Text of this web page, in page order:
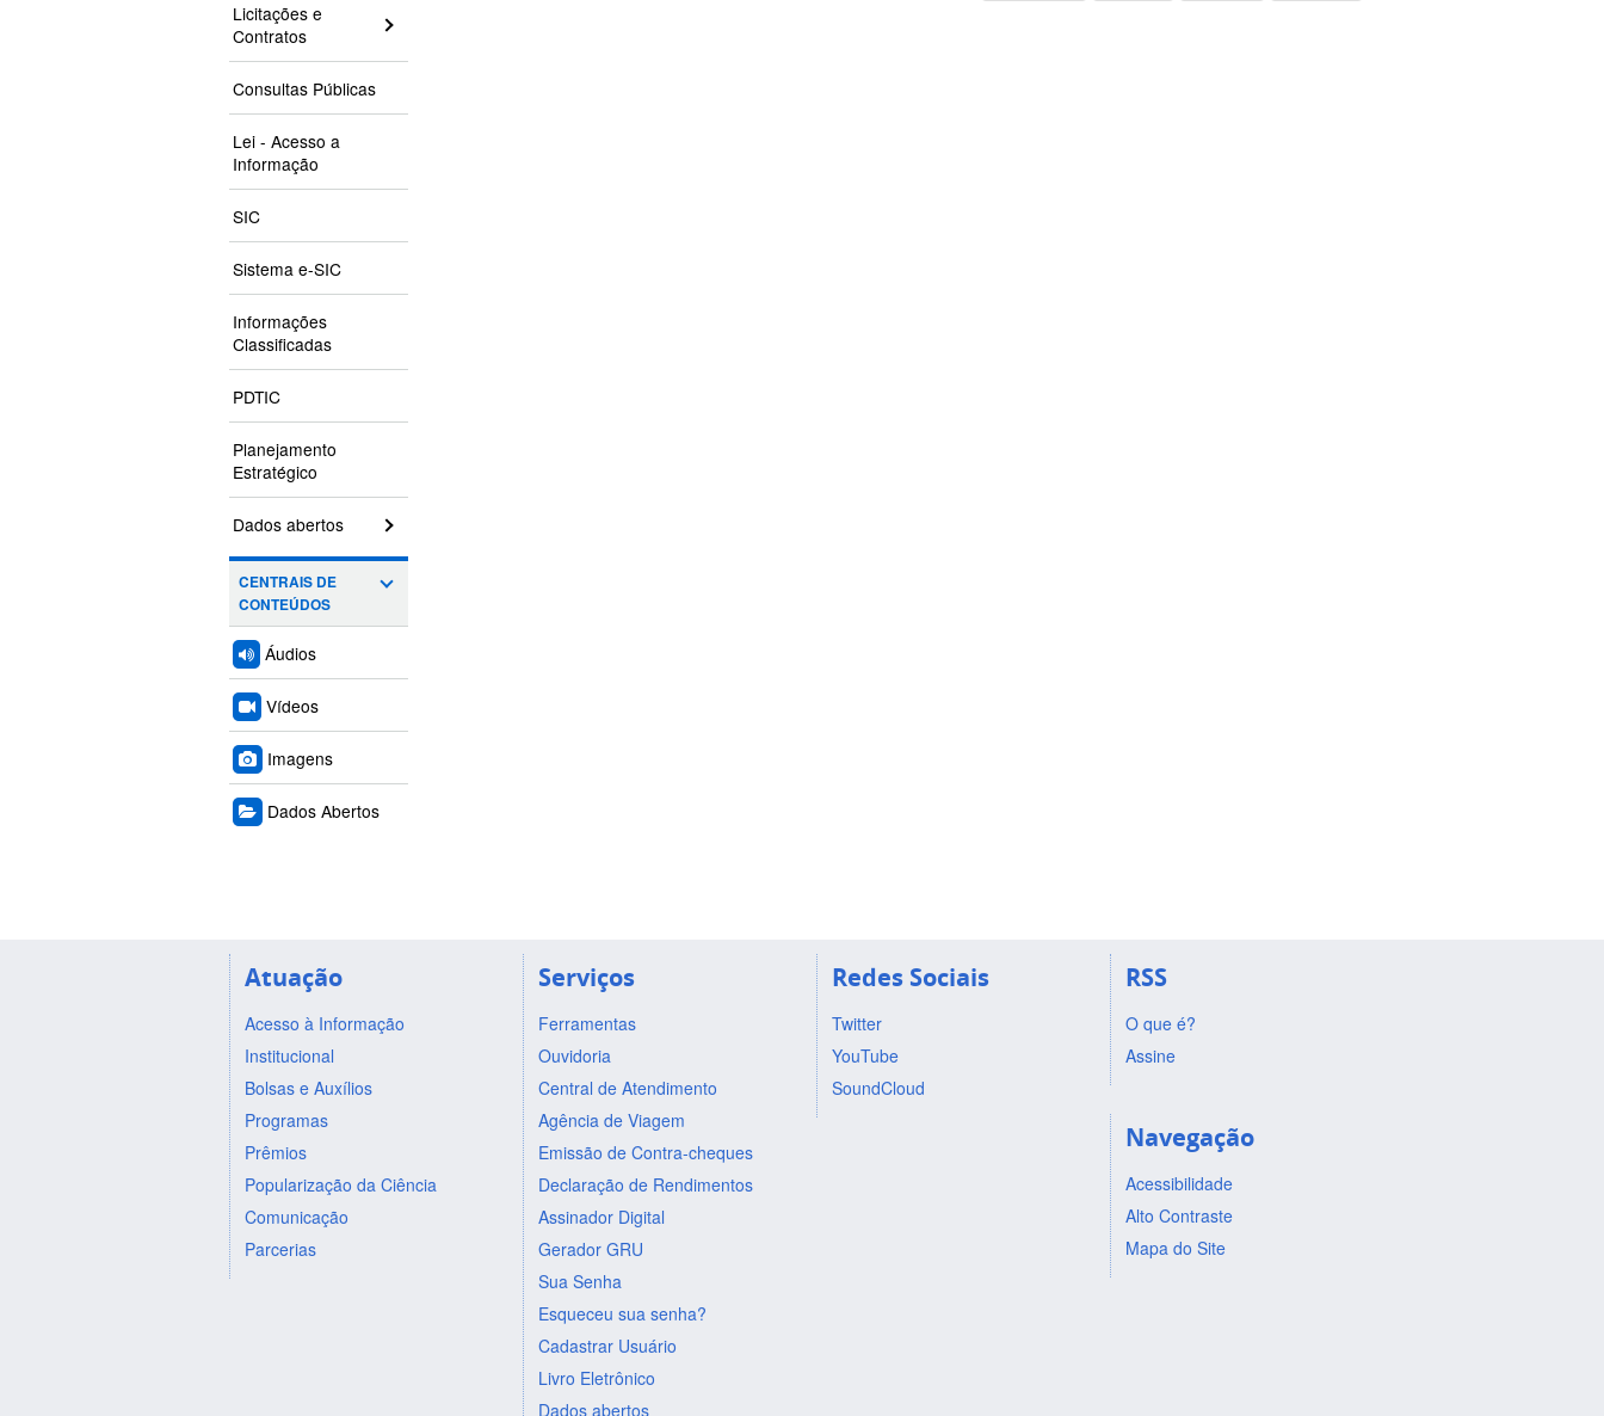
Licitações e
Contratos
Consultas Públicas
Lei - Acesso a
Informação
SIC
Sistema e-SIC
Informações
Classificadas
PDTIC
Planejamento
Estratégico
Dados abertos
CENTRAIS DE
CONTEÚDOS
Áudios
Vídeos
Imagens
Dados Abertos
Atuação
Acesso à Informação
Institucional
Bolsas e Auxílios
Programas
Prêmios
Popularização da Ciência
Comunicação
Parcerias
Serviços
Ferramentas
Ouvidoria
Central de Atendimento
Agência de Viagem
Emissão de Contra-cheques
Declaração de Rendimentos
Assinador Digital
Gerador GRU
Sua Senha
Esqueceu sua senha?
Cadastrar Usuário
Livro Eletrônico
Dados abertos
Redes Sociais
Twitter
YouTube
SoundCloud
RSS
O que é?
Assine
Navegação
Acessibilidade
Alto Contraste
Mapa do Site